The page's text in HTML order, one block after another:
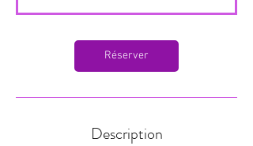
Réserver
Description